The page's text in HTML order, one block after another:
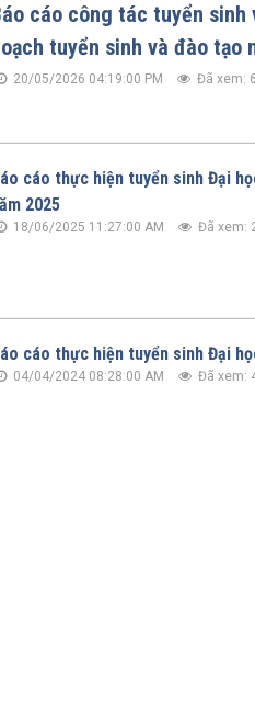
cáo công tác tuyển
tuyển sinh và đào tạo
20/05/2026 04:19:00 PM Đã xem:
cáo thực hiện tuyển sinh Đại
2025
18/06/2025 11:27:00 AM Đã xem:
cáo thực hiện tuyển sinh Đại
04/04/2024 08:28:00 AM Đã xem: